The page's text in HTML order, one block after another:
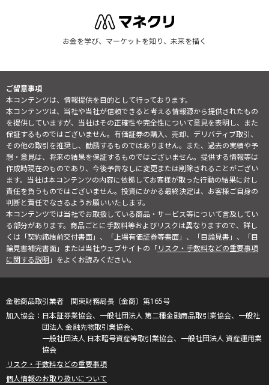
お金を学び、マーケットを知り、未来を描く
ご留意事項
本コンテンツは、情報提供を目的として行っております。
本コンテンツは、当社や当社が信頼できると考える情報源から提供されたもの
を提供していますが、当社はその正確性や完全性について意見を表明し、また
保証するものではございません。有価証券の購入、売却、デリバティブ取引、
その他の取引を推奨し、勧誘するものではありません。また、過去の実績や予
想・意見は、将来の結果を保証するものではございません。提供する情報等は
作成時現在のものであり、今後予告なしに変更または削除されることがござい
ます。当社は本コンテンツの内容に依拠してお客様が取った行動の結果に対し
責任を負うものではございません。投資にかかる最終決定は、お客様ご自身の
判断と責任でなさるようお願いいたします。
本コンテンツでは当社でお取扱している商品・サービス等について言及してい
る部分があります。商品ごとに手数料等およびリスクは異なりますので、詳し
くは「契約締結前交付書面」、「上場有価証券等書面」、「目論見書」、「目
論見書補完書面」または当社ウェブサイトの「リスク・手数料などの重要事項
に関する説明」をよくお読みください。
金融商品取引業者 関東財務局長（金商）第165号
日本証券業協会、一般社団法人 第二種金融商品取引業協会、一般社
団法人 金融先物取引業協会、
一般社団法人 日本暗号資産等取引業協会、一般社団法人 資産運用業
協会
リスク・手数料などの重要事項
個人情報のお取り扱いについて